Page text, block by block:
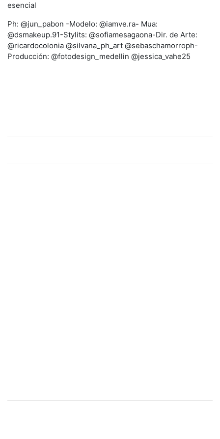
esencial
Ph: @jun_pabon -Modelo: @iamve.ra- Mua:
@dsmakeup.91-Stylits: @sofiamesagaona-Dir. de Arte:
@ricardocolonia @silvana_ph_art @sebaschamorroph-
Producción: @fotodesign_medellin @jessica_vahe25